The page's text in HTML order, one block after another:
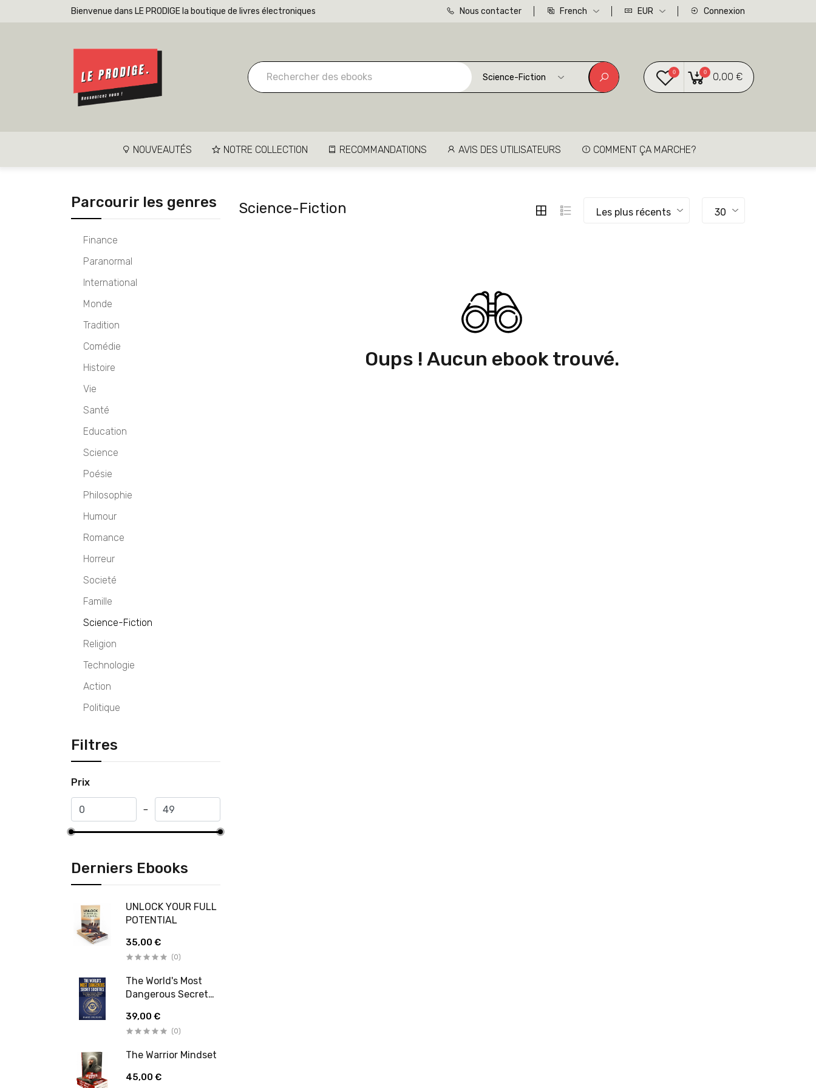
Bienvenue dans LE PRODIGE la boutique de livres électroniques Nous contacter French EUR Connexion
Science-Fiction
0 0 0,00 €
NOUVEAUTÉS NOTRE COLLECTION RECOMMANDATIONS AVIS DES UTILISATEURS COMMENT ÇA MARCHE?
Parcourir les genres
Finance
Paranormal
International
Monde
Tradition
Comédie
Histoire
Vie
Santé
Education
Science
Poésie
Philosophie
Humour
Romance
Horreur
Societé
Famille
Science-Fiction
Religion
Technologie
Action
Politique
Filtres
Prix
Derniers Ebooks
UNLOCK YOUR FULL
POTENTIAL
35,00 €
(0)
The World's Most
Dangerous Secret
39,00 €
(0)
The Warrior Mindset
45,00 €
Science-Fiction Les plus récents 30
Oups ! Aucun ebook trouvé.